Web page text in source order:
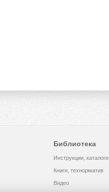
Библиотека
Инструкции, каталоги
Книги, технорматив
Видео